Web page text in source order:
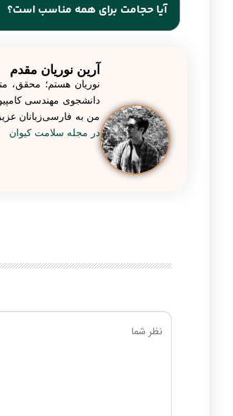
وضعیت شخصی و سلامت عمومی شما
آیا حجامت برای همه مناسب است؟
هستند، باید از انجام حجامت خودداری
انجام حجامت با پزشک خود مشورت کنند.
آرین نوریان مقدم
نوریان هستم؛ محقق،
دانشجوی مهندسی
من به فارسی‌زبانان
در مجله سلامت کیوان